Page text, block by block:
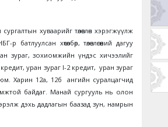
хуваарийг төлөвлөн хэрэгжүүлж
хөтөлбөр, төлөвлөгөөний дагуу
зураг, зохиомжийн үндэс хичээлийг
3 кредит, уран зураг I-2 кредит, уран зураг
Харин 12а, 12б ангийн суралцагчид
байдаг. Манай сургууль нь олон
дэхь дадлагын баазад зун, намрын